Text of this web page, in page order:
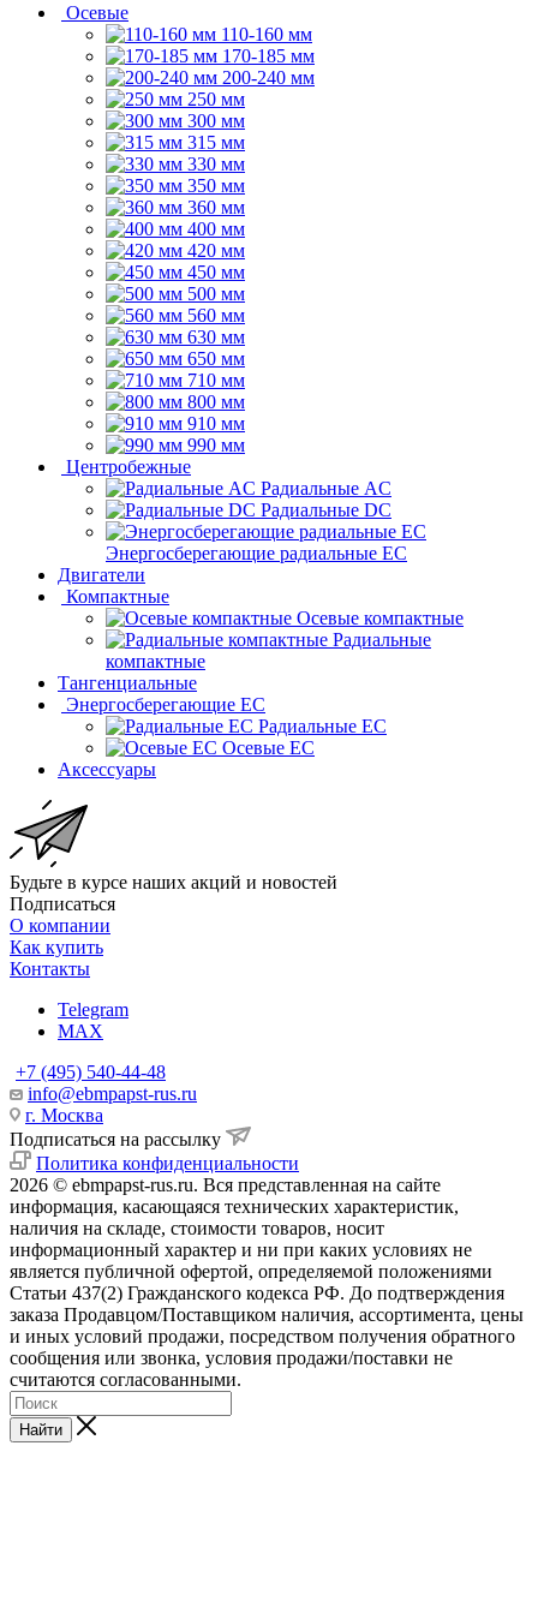
Осевые
110-160 мм
170-185 мм
200-240 мм
250 мм
300 мм
315 мм
330 мм
350 мм
360 мм
400 мм
420 мм
450 мм
500 мм
560 мм
630 мм
650 мм
710 мм
800 мм
910 мм
990 мм
Центробежные
Радиальные AC
Радиальные DC
Энергосберегающие радиальные EC
Двигатели
Компактные
Осевые компактные
Радиальные
компактные
Тангенциальные
Энергосберегающие EC
Радиальные EC
Осевые EC
Аксессуары
Будьте в курсе наших акций и новостей
Подписаться
О компании
Как купить
Контакты
Telegram
MAX
+7 (495) 540-44-48
info@ebmpapst-rus.ru
г. Москва
Подписаться на рассылку
Политика конфиденциальности
2026 © ebmpapst-rus.ru. Вся представленная на сайте
информация, касающаяся технических характеристик,
наличия на складе, стоимости товаров, носит
информационный характер и ни при каких условиях не
является публичной офертой, определяемой положениями
Статьи 437(2) Гражданского кодекса РФ. До подтверждения
заказа Продавцом/Поставщиком наличия, ассортимента, цены
и иных условий продажи, посредством получения обратного
сообщения или звонка, условия продажи/поставки не
считаются согласованными.
Найти